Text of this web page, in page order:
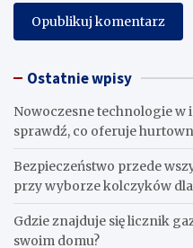
Ostatnie wpisy
Nowoczesne technologie w
sprawdź, co oferuje
Bezpieczeństwo przede
przy wyborze kolczyków
Gdzie znajduje się licznik
swoim domu?